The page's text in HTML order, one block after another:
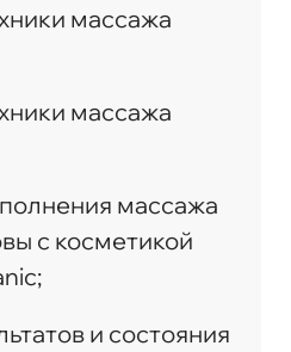
массажа
массажа
массажа
с косметикой
и состояния